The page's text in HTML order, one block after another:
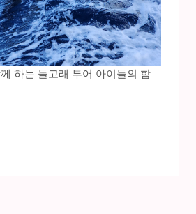
하는 돌고래 투어 아이들의 함